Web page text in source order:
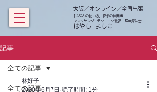
「じぶんの使い方」探求の伴奏者
アレクサンダーテクニーク教師・理学療法士
​ はやし よしこ
大阪／オンライン／全国出張
記事
全ての記事
全ての記事
林好子
2020年6月7日 読了時間: 1分